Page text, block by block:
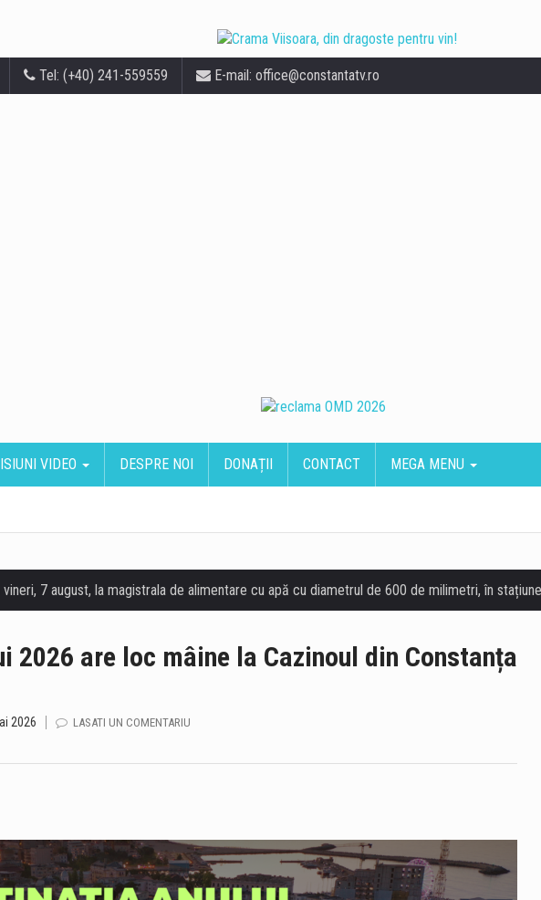
Tel: (+40) 241-559559 E-mail: office@constantatv.ro
VIDEO DESPRE NOI DONAȚII CONTACT MEGA MENU
2026 are loc mâine la Cazinoul din Constanța
2026 LASATI UN COMENTARIU